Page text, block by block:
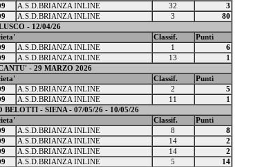
A.S.D.BRIANZA INLINE 32
3
A.S.D.BRIANZA INLINE 3
80
- 12/04/26
Classif.
Punti
A.S.D.BRIANZA INLINE 1
6
A.S.D.BRIANZA INLINE 13
1
- 29 MARZO 2026
Classif.
Punti
A.S.D.BRIANZA INLINE 2
5
A.S.D.BRIANZA INLINE 11
1
- SIENA - 07/05/26 - 10/05/26
Classif.
Punti
A.S.D.BRIANZA INLINE 8
8
A.S.D.BRIANZA INLINE 14
2
A.S.D.BRIANZA INLINE 14
2
A.S.D.BRIANZA INLINE 5
14